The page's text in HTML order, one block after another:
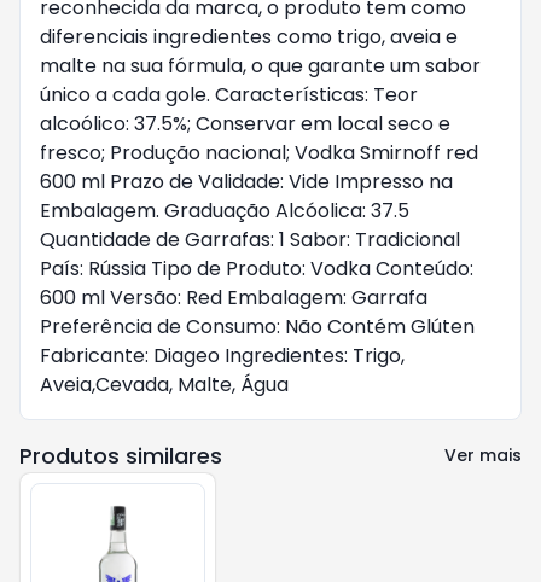
reconhecida da marca, o produto tem como
diferenciais ingredientes como trigo, aveia e
malte na sua fórmula, o que garante um sabor
único a cada gole. Características: Teor
alcoólico: 37.5%; Conservar em local seco e
fresco; Produção nacional; Vodka Smirnoff red
600 ml Prazo de Validade: Vide Impresso na
Embalagem. Graduação Alcóolica: 37.5
Quantidade de Garrafas: 1 Sabor: Tradicional
País: Rússia Tipo de Produto: Vodka Conteúdo:
600 ml Versão: Red Embalagem: Garrafa
Preferência de Consumo: Não Contém Glúten
Fabricante: Diageo Ingredientes: Trigo,
Aveia,Cevada, Malte, Água
Produtos similares Ver mais